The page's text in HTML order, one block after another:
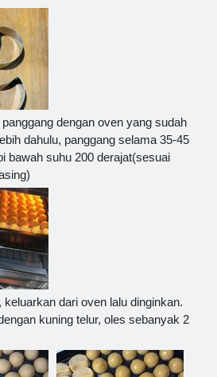
dengan oven yang sudah
dahulu, panggang selama 35-45
bawah suhu 200 derajat(sesuai
keluarkan dari oven lalu dinginkan.
kuning telur, oles sebanyak 2